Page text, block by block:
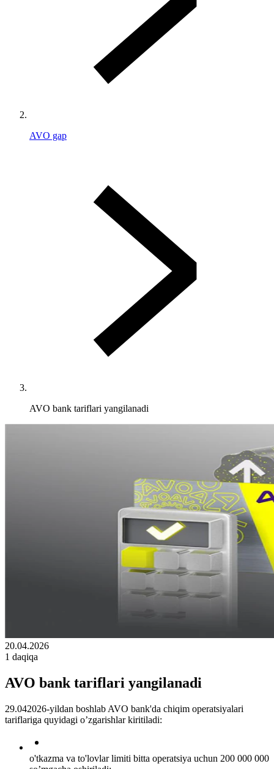
AVO gap
AVO bank tariflari yangilanadi
20.04.2026
1 daqiqa
AVO bank tariflari yangilanadi
29.042026-yildan boshlab AVO bank'da chiqim operatsiyalari
tariflariga quyidagi o’zgarishlar kiritiladi:
o'tkazma va to'lovlar limiti bitta operatsiya uchun 200 000 000